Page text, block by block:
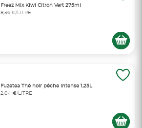
Freez Mix Kiwi Citron Vert 275ml
8,36 €/LITRE
Fuzetea Thé noir pêche intense 1,25L
2,04 €/LITRE